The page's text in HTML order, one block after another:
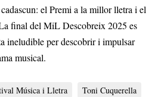
el Premi a la millor lletra i el
final del MiL Descobreix 2025 es
ineludible per descobrir i impulsar
musical.
Música i Lletra
Toni Cuquerella